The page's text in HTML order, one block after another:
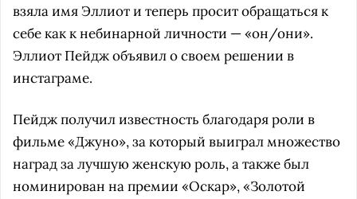
взяла имя Эллиот и теперь просит обращаться к
себе как к небинарной личности — «он/они».
Эллиот Пейдж объявил о своем решении в
инстаграме.
Пейдж получил известность благодаря роли в
фильме «Джуно», за который выиграл множество
наград за лучшую женскую роль, а также был
номинирован на премии «Оскар», «Золотой